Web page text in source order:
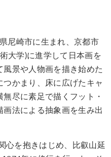
尼崎市に生まれ、京都市
大学)に進学して日本画を
景や人物画を描き始めた
かまり、床に広げたキャ
尽に素足で描くフット・
法による抽象画を生み出
心を抱きはじめ、比叡山延